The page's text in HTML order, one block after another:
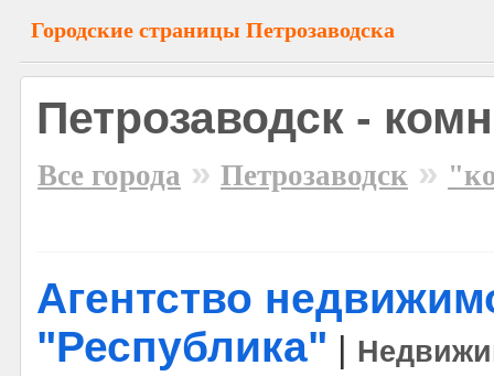
Городские страницы Петрозаводска
Петрозаводск -
Все города » Петрозаводск »
Агентство
"Республика"